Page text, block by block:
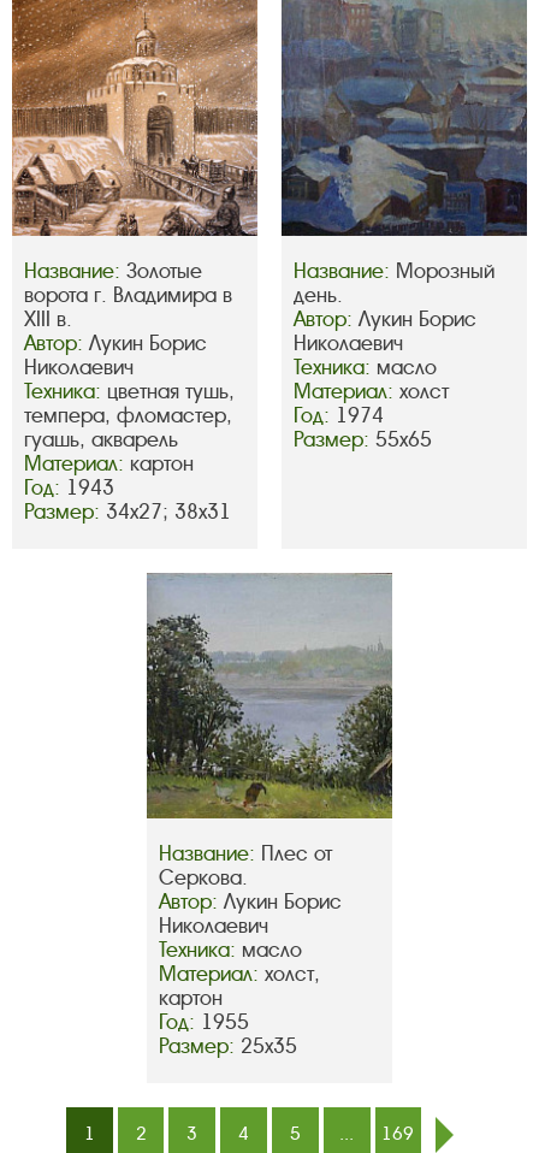
Название: Золотые
ворота г. Владимира в
XIII в.
Автор: Лукин Борис
Николаевич
Техника: цветная тушь,
темпера, фломастер,
гуашь, акварель
Материал: картон
Год: 1943
Размер: 34х27; 38х31
Название: Морозный
день.
Автор: Лукин Борис
Николаевич
Техника: масло
Материал: холст
Год: 1974
Размер: 55х65
Название: Плес от
Серкова.
Автор: Лукин Борис
Николаевич
Техника: масло
Материал: холст,
картон
Год: 1955
Размер: 25х35
1 2 3 4 5 ...
169